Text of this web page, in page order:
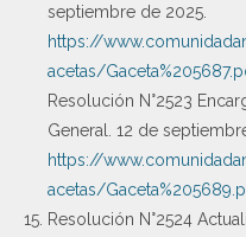
septiembre de 2025.
https://
acetas/
Resolución N°2523
General. 12 de
https://
acetas/
Resolución N°2524